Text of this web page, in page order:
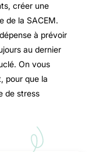
créer une
de la SACEM.
à prévoir
au dernier
On vous
pour que la
de stress